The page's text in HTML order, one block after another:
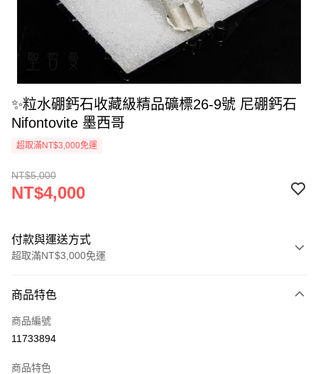
✨粒水硼鈣石收藏級精品礦標26-9號 尼硼鈣石
Nifontovite 墨西哥
超取滿NT$3,000免運
NT$5,000
NT$4,000
付款與運送方式
超取滿NT$3,000免運
信用卡一次付款
超商取貨付款
商品特色
商品編號
11733894
商品特色